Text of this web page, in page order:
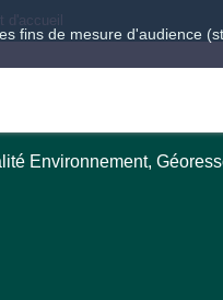
fins de mesure d'audience
d'accueil
Environnement,